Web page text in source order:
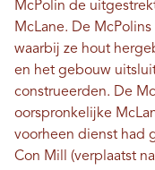
McPolin de
McLane. De
waarbij ze hout
en het gebouw
construeerden. De
oorspronkelijke
voorheen dienst had
Con Mill (verplaatst